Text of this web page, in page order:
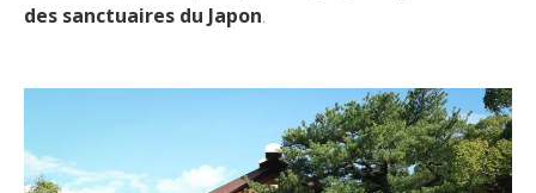
des sanctuaires du Japon.